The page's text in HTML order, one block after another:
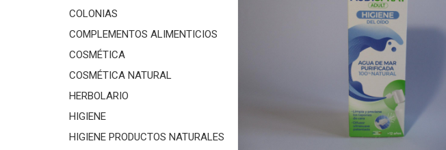
COLONIAS
COMPLEMENTOS ALIMENTICIOS
COSMÉTICA
COSMÉTICA NATURAL
HERBOLARIO
HIGIENE
HIGIENE PRODUCTOS NATURALES